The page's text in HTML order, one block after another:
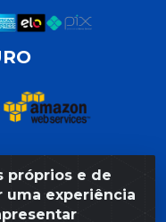
próprios e de
uma experiência
- Rua da Praia,
50020-550 -